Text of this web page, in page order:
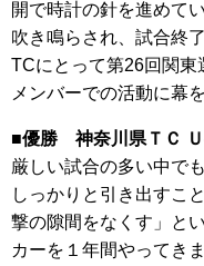
開で時計の針を進めて
吹き鳴らされ、試合終
TCにとって第26回関
メンバーでの活動に幕
■優勝 神奈川県ＴＣ Ｕ
厳しい試合の多い中で
しっかりと引き出すこ
撃の隙間をなくす」と
カーを１年間やってき